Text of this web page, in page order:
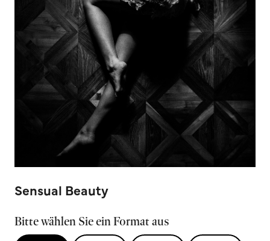
Sensual Beauty
Bitte wählen Sie ein Format aus